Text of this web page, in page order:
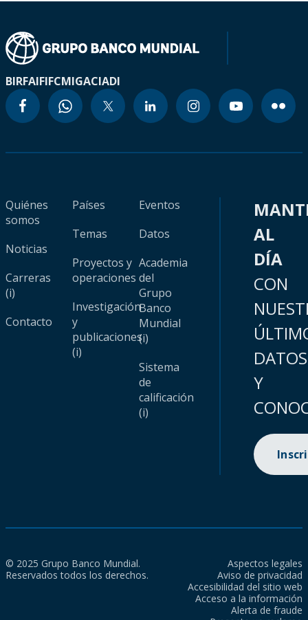
BIRFAIFIFCMIGACIADI
Quiénes
somos
Noticias
Carreras
(i)
Contacto
Países
Temas
Proyectos y
operaciones
Investigación
y
publicaciones
(i)
Eventos
Datos
Academia
del
Grupo
Banco
Mundial
(i)
Sistema
de
calificación
(i)
AL
DÍA
CON
DATOS
Y
© 2025 Grupo Banco Mundial.
Reservados todos los derechos.
Aspectos legales
Aviso de privacidad
Accesibilidad del sitio web
Acceso a la información
Alerta de fraude